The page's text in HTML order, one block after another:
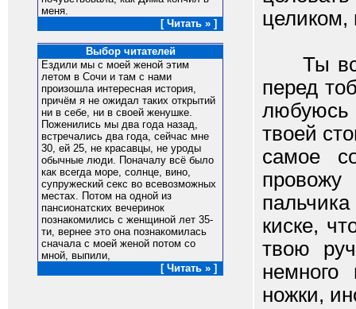
меня.
[ Читать » ]
Выбор читателей
Ездили мы с моей женой этим
летом в Сочи и там с нами
произошла интересная история,
причём я не ожидал таких открытий
ни в себе, ни в своей женушке.
Поженились мы два года назад,
встречались два года, сейчас мне
30, ей 25, не красавцы, не уроды
обычные люди. Поначалу всё было
как всегда море, солнце, вино,
супружеский секс во всевозможных
местах. Потом на одной из
пансионатских вечеринок
познакомились с женщиной лет 35-
ти, вернее это она познакомилась
сначала с моей женой потом со
мной, выпили,
[ Читать » ]
целиком,
Ты все
перед
твоей
самое
киске,
твою
ножки,